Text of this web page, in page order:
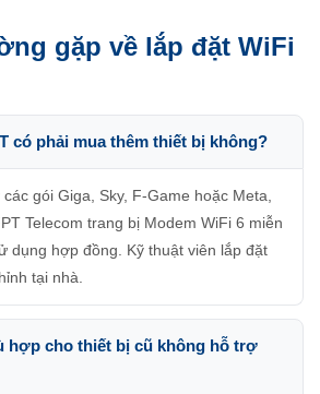
gặp về lắp đặt WiFi
có phải mua thêm thiết bị không?
gói Giga, Sky, F-Game hoặc Meta,
Telecom trang bị Modem WiFi 6 miễn
dụng hợp đồng. Kỹ thuật viên lắp đặt
tại nhà.
hợp cho thiết bị cũ không hỗ trợ